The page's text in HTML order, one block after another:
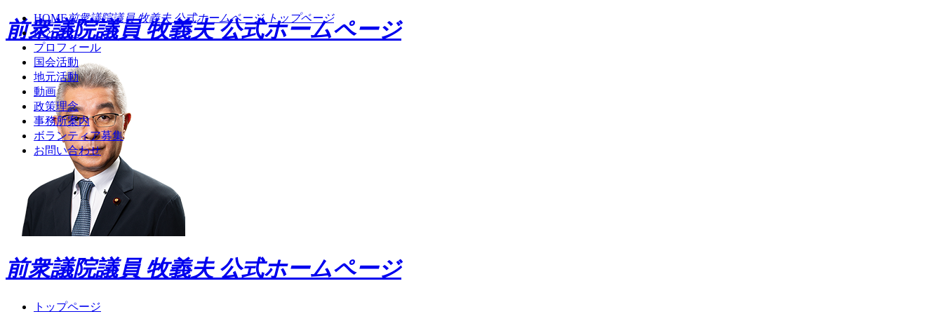
前衆議院議員 牧義夫 公式ホームページ
前衆議院議員 牧義夫 公式ホームページ
トップページ
HOME前衆議院議員 牧義夫 公式ホームページ トップページ
ひとこと
プロフィール
国会活動
地元活動
動画
政策理念
事務所案内
ボランティア募集
お問い合わせ